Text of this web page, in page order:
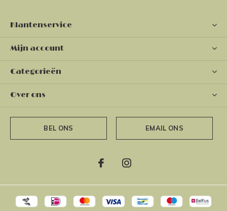
Klantenservice
Mijn account
Categorieën
Over ons
BEL ONS EMAIL ONS